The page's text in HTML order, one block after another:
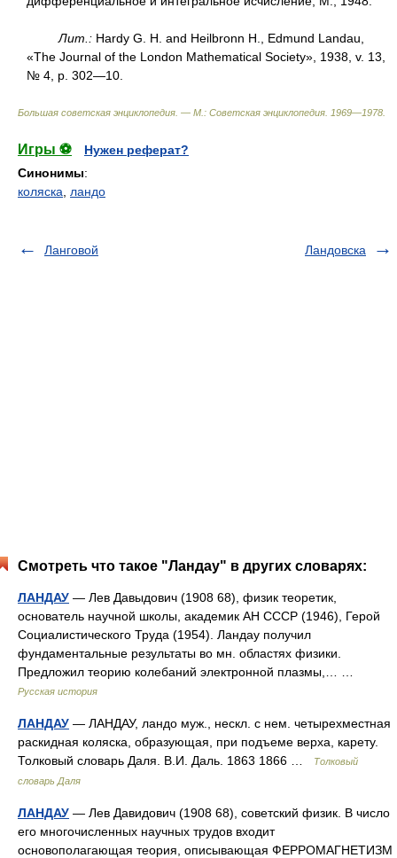
Лит.: Hardy G. Н. and Heilbronn H., Edmund Landau,
«The Journal of the London Mathematical Society», 1938, v. 13,
№ 4, p. 302—10.
Большая советская энциклопедия. — М.: Советская энциклопедия 1969—1978
Игры ⚽
Нужен реферат?
Синонимы:
коляска
ландо
Ланговой Ландовска
Смотреть что такое "Ландау" в других словарях:
ЛАНДАУ — Лев Давыдович (1908 68), физик теоретик,
основатель научной школы, академик АН СССР (1946), Герой
Социалистического Труда (1954). Ландау получил
фундаментальные результаты во мн. областях физики.
Предложил теорию колебаний электронной плазмы,… …
Русская история
ЛАНДАУ — ЛАНДАУ, ландо муж., нескл. с нем. четырехместная
раскидная коляска, образующая, при подъеме верха, карету.
Толковый словарь Даля. В.И. Даль. 1863 1866 …
Толковый
словарь Даля
ЛАНДАУ — Лев Давидович (1908 68), советский физик. В число
его многочисленных научных трудов входит
основополагающая теория, описывающая ФЕРРОМАГНЕТИЗМ